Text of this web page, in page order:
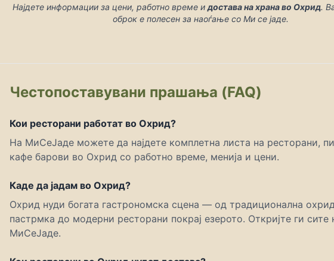
Најдете информации за цени, работно време и достава на храна во Охрид.
оброк е полесен за наоѓање со Ми се јаде.
Честопоставувани прашања (FAQ)
Кои ресторани работат во Охрид?
На МиСеЈаде можете да најдете комплетна листа на ресторани,
кафе барови во Охрид со работно време, менија и цени.
Каде да јадам во Охрид?
Охрид нуди богата гастрономска сцена — од традиционална
пастрмка до модерни ресторани покрај езерото. Откријте ги сите
МиСеЈаде.
Cafe Galerija - Охрид (Кафе
Caffe bar Mild - Охрид (Кафе
Coffee shop 1987 - Охрид
CoffeePlace, by
Creperie - Охрид (Благи
Cuba Libre Beach & Bar -
Dolce Vita - Охрид
Drop - Охрид (Кафе и Топли